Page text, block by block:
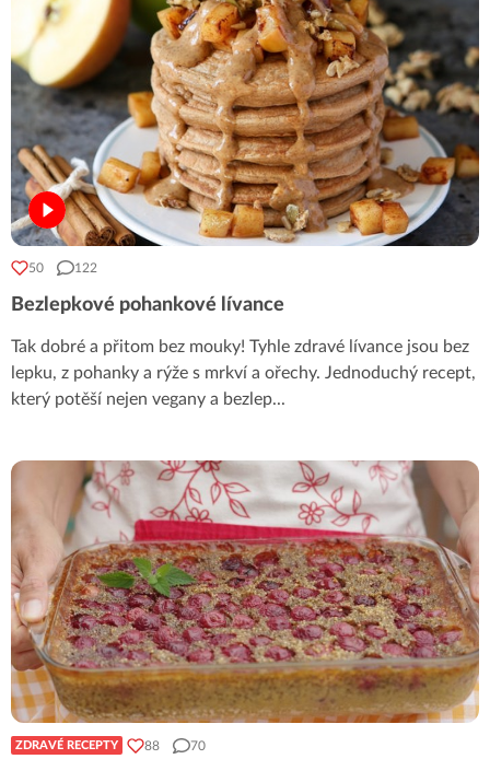
50 122
Bezlepkové pohankové lívance
Tak dobré a přitom bez mouky! Tyhle zdravé lívance jsou bez
lepku, z pohanky a rýže s mrkví a ořechy. Jednoduchý recept,
který potěší nejen vegany a bezlep...
ZDRAVÉ RECEPTY 88 70